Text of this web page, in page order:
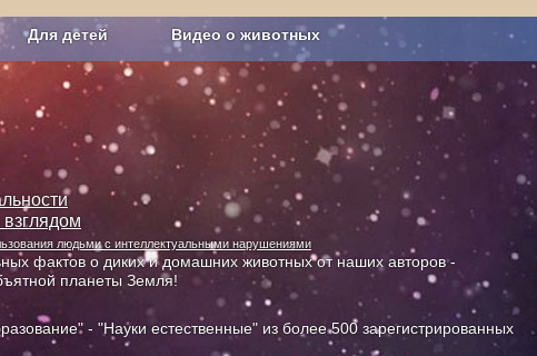
Для детей Видео о животных
Сельское хозяйство
людьми с интеллектуальными нарушениями
фактов о диких и домашних животных от наших авторов -
планеты Земля!
- "Науки естественные" из более 500 зарегистрированных